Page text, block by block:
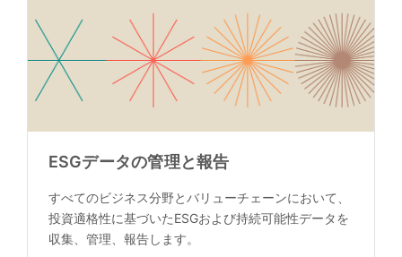
ESGデータの管理と報告
すべてのビジネス分野とバリューチェーンにおいて、
投資適格性に基づいたESGおよび持続可能性データを
収集、管理、報告します。